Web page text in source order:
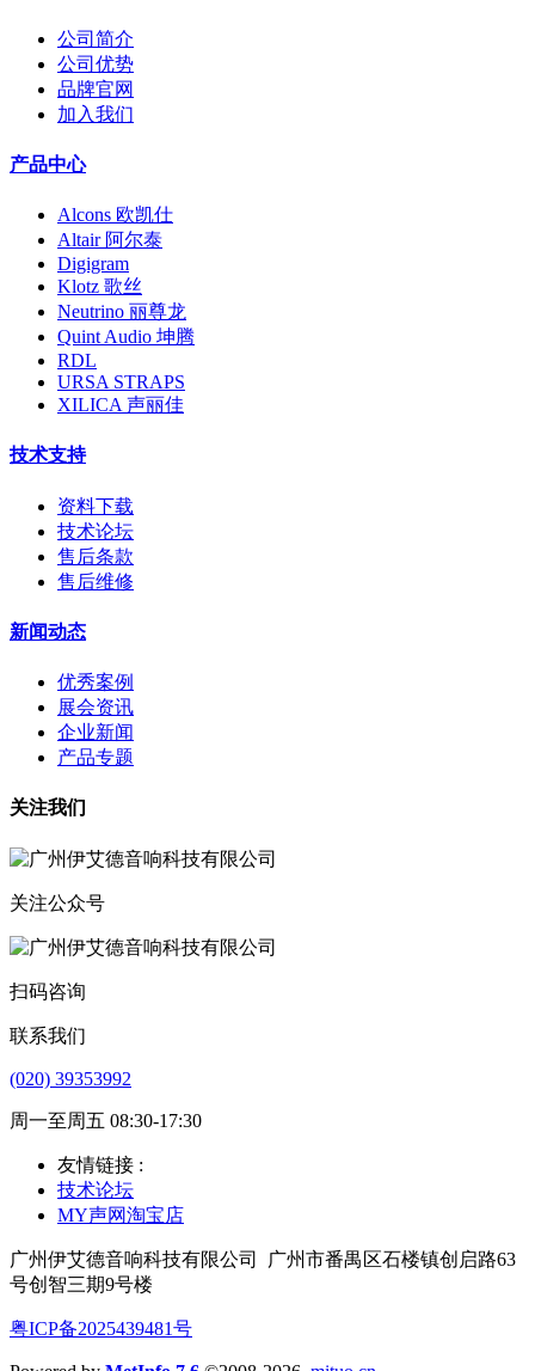
公司简介
公司优势
品牌官网
加入我们
产品中心
Alcons 欧凯仕
Altair 阿尔泰
Digigram
Klotz 歌丝
Neutrino 丽尊龙
Quint Audio 坤腾
RDL
URSA STRAPS
XILICA 声丽佳
技术支持
资料下载
技术论坛
售后条款
售后维修
新闻动态
优秀案例
展会资讯
企业新闻
产品专题
关注我们
关注公众号
扫码咨询
联系我们
(020) 39353992
周一至周五 08:30-17:30
友情链接 :
技术论坛
MY声网淘宝店
广州伊艾德音响科技有限公司
广州市番禺区石楼镇创启路63
号创智三期9号楼
粤ICP备2025439481号